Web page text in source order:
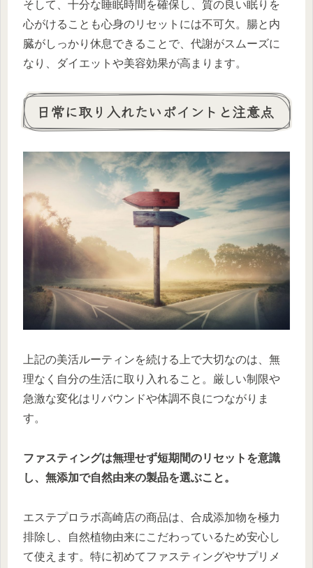
そして、十分な睡眠時間を確保し、質の良い眠りを
心がけることも心身のリセットには不可欠。腸と内
臓がしっかり休息できることで、代謝がスムーズに
なり、ダイエットや美容効果が高まります。
日常に取り入れたいポイントと注意点
上記の美活ルーティンを続ける上で大切なのは、無
理なく自分の生活に取り入れること。厳しい制限や
急激な変化はリバウンドや体調不良につながりま
す。
ファスティングは無理せず短期間のリセットを意識
し、無添加で自然由来の製品を選ぶこと。
エステプロラボ高崎店の商品は、合成添加物を極力
排除し、自然植物由来にこだわっているため安心し
て使えます。特に初めてファスティングやサプリメ